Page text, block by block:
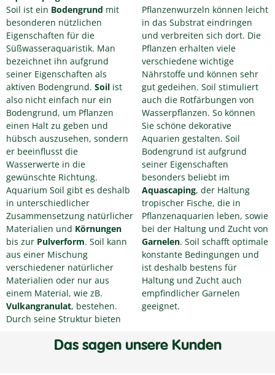
Soil ist ein Bodengrund mit
besonderen nützlichen
Eigenschaften für die
Süßwasseraquaristik. Man
bezeichnet ihn aufgrund
seiner Eigenschaften als
aktiven Bodengrund. Soil ist
also nicht einfach nur ein
Bodengrund, um Pflanzen
einen Halt zu geben und
hübsch auszusehen, sondern
er beeinflusst die
Wasserwerte in die
gewünschte Richtung.
Aquarium Soil gibt es deshalb
in unterschiedlicher
Zusammensetzung natürlicher
Materialien und Körnungen
bis zur Pulverform. Soil kann
aus einer Mischung
verschiedener natürlicher
Materialien oder nur aus
einem Material, wie zB.
Vulkangranulat, bestehen.
Durch seine Struktur bieten
Pflanzenwurzeln können leicht
in das Substrat eindringen
und verbreiten sich dort. Die
Pflanzen erhalten viele
verschiedene wichtige
Nährstoffe und können sehr
gut gedeihen. Soil stimuliert
auch die Rotfärbungen von
Wasserpflanzen. So können
Sie schöne dekorative
Aquarien gestalten. Soil
Bodengrund ist aufgrund
seiner Eigenschaften
besonders beliebt im
Aquascaping, der Haltung
tropischer Fische, die in
Pflanzenaquarien leben, sowie
bei der Haltung und Zucht von
Garnelen. Soil schafft optimale
konstante Bedingungen und
ist deshalb bestens für
Haltung und Zucht auch
empfindlicher Garnelen
geeignet.
Das sagen unsere Kunden